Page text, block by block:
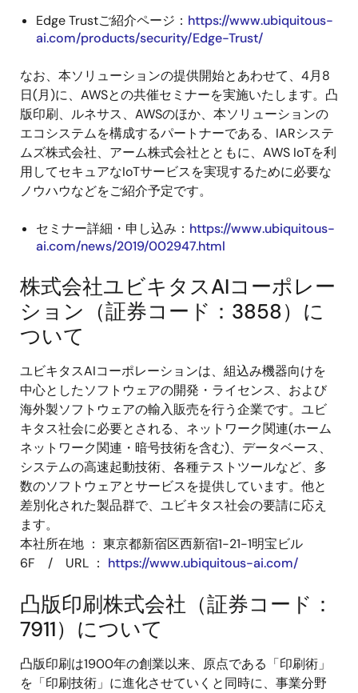
Edge Trustご紹介ページ： https://www.ubiquitous-
ai.com/products/security/Edge-Trust/
なお、本ソリューションの提供開始とあわせて、4月8
日(月)に、AWSとの共催セミナーを実施いたします。凸
版印刷、ルネサス、AWSのほか、本ソリューションの
エコシステムを構成するパートナーである、IARシステ
ムズ株式会社、アーム株式会社とともに、AWS IoTを利
用してセキュアなIoTサービスを実現するために必要な
ノウハウなどをご紹介予定です。
セミナー詳細・申し込み： https://www.ubiquitous-
ai.com/news/2019/002947.html
株式会社ユビキタスAIコーポレー
ション（証券コード：3858）に
ついて
ユビキタスAIコーポレーションは、組込み機器向けを
中心としたソフトウェアの開発・ライセンス、および
海外製ソフトウェアの輸入販売を行う企業です。ユビ
キタス社会に必要とされる、ネットワーク関連(ホーム
ネットワーク関連・暗号技術を含む)、データベース、
システムの高速起動技術、各種テストツールなど、多
数のソフトウェアとサービスを提供しています。他と
差別化された製品群で、ユビキタス社会の要請に応え
ます。
本社所在地 ： 東京都新宿区西新宿1-21-1明宝ビル
6F / URL ： https://www.ubiquitous-ai.com/
凸版印刷株式会社（証券コード：
7911）について
凸版印刷は1900年の創業以来、原点である「印刷術」
を「印刷技術」に進化させていくと同時に、事業分野